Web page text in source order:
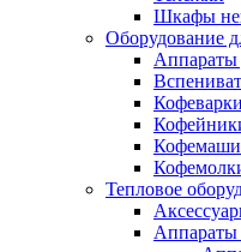
Шкафы
Оборудование
Аппараты
Кофеварки
Тепловое
Аппараты